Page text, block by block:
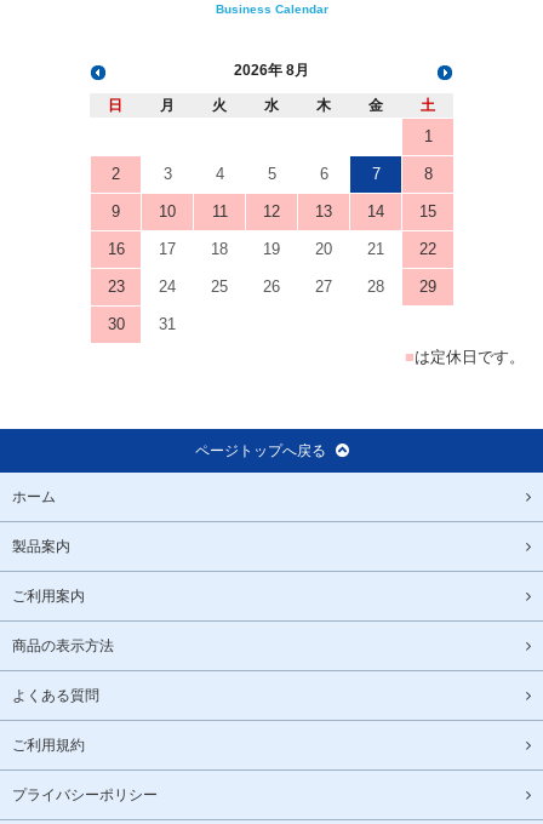
Business Calendar
2026 8月
日 月 火 水 木 金 土
1
2 3 4 5 6 7 8
9 10 11 12 13 14 15
16 17 18 19 20 21 22
23 24 25 26 27 28 29
30
31
■は定休日です。
ページトップへ戻る
ホーム
製品案内
ご利用案内
商品の表示方法
よくある質問
ご利用規約
プライバシーポリシー